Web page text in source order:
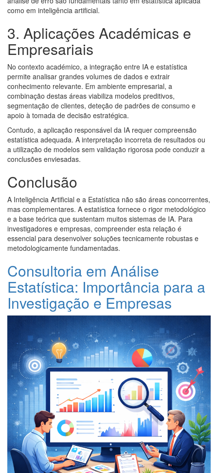
como em inteligência artificial.
3. Aplicações Académicas e
Empresariais
No contexto académico, a integração entre IA e estatística
permite analisar grandes volumes de dados e extrair
conhecimento relevante. Em ambiente empresarial, a
combinação destas áreas viabiliza modelos preditivos,
segmentação de clientes, deteção de padrões de consumo e
apoio à tomada de decisão estratégica.
Contudo, a aplicação responsável da IA requer compreensão
estatística adequada. A interpretação incorreta de resultados ou
a utilização de modelos sem validação rigorosa pode conduzir a
conclusões enviesadas.
Conclusão
A Inteligência Artificial e a Estatística não são áreas concorrentes,
mas complementares. A estatística fornece o rigor metodológico
e a base teórica que sustentam muitos sistemas de IA. Para
investigadores e empresas, compreender esta relação é
essencial para desenvolver soluções tecnicamente robustas e
metodologicamente fundamentadas.
Consultoria em Análise
Estatística: Importância para a
Investigação e Empresas